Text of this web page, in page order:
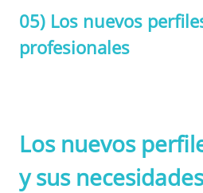
05) Los nuevos
profesionales
Los nuevos
y sus necesidades